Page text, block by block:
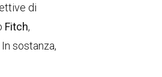
di
Fitch,
sostanza,